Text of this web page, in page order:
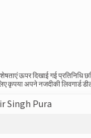
ऊपर दिखाई गई
कृपया अपने नजदीकी लिवगार्ड
Singh Pura